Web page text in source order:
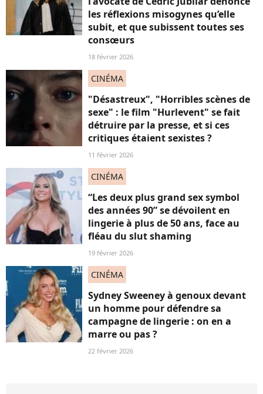
les réflexions misogynes qu’elle
subit, et que subissent toutes ses
consœurs
18 février 2026
CINÉMA
"Désastreux", "Horribles scènes de
sexe" : le film "Hurlevent" se fait
détruire par la presse, et si ces
critiques étaient sexistes ?
11 février 2026
CINÉMA
“Les deux plus grand sex symbol
des années 90” se dévoilent en
lingerie à plus de 50 ans, face au
fléau du slut shaming
19 février 2026
CINÉMA
Sydney Sweeney à genoux devant
un homme pour défendre sa
campagne de lingerie : on en a
marre ou pas ?
22 février 2026